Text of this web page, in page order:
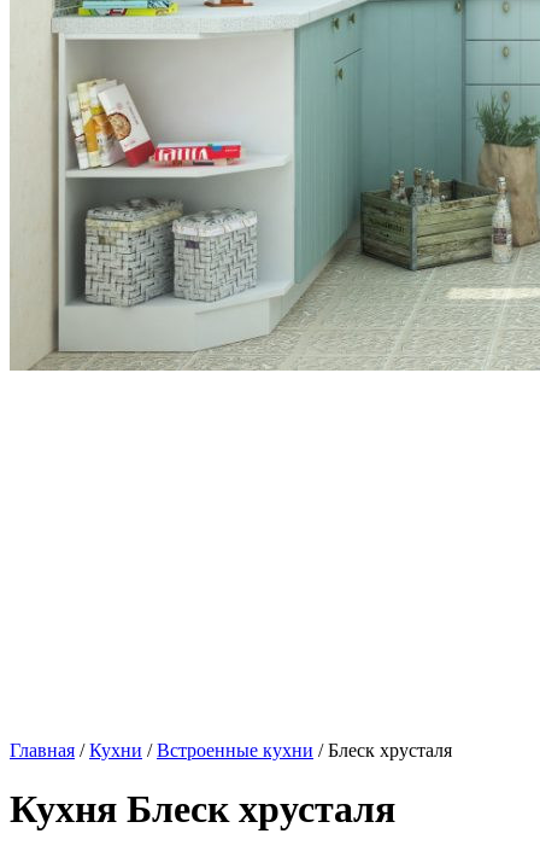
Главная /Кухни /Встроенные кухни / Блеск хрусталя
Кухня Блеск хрусталя